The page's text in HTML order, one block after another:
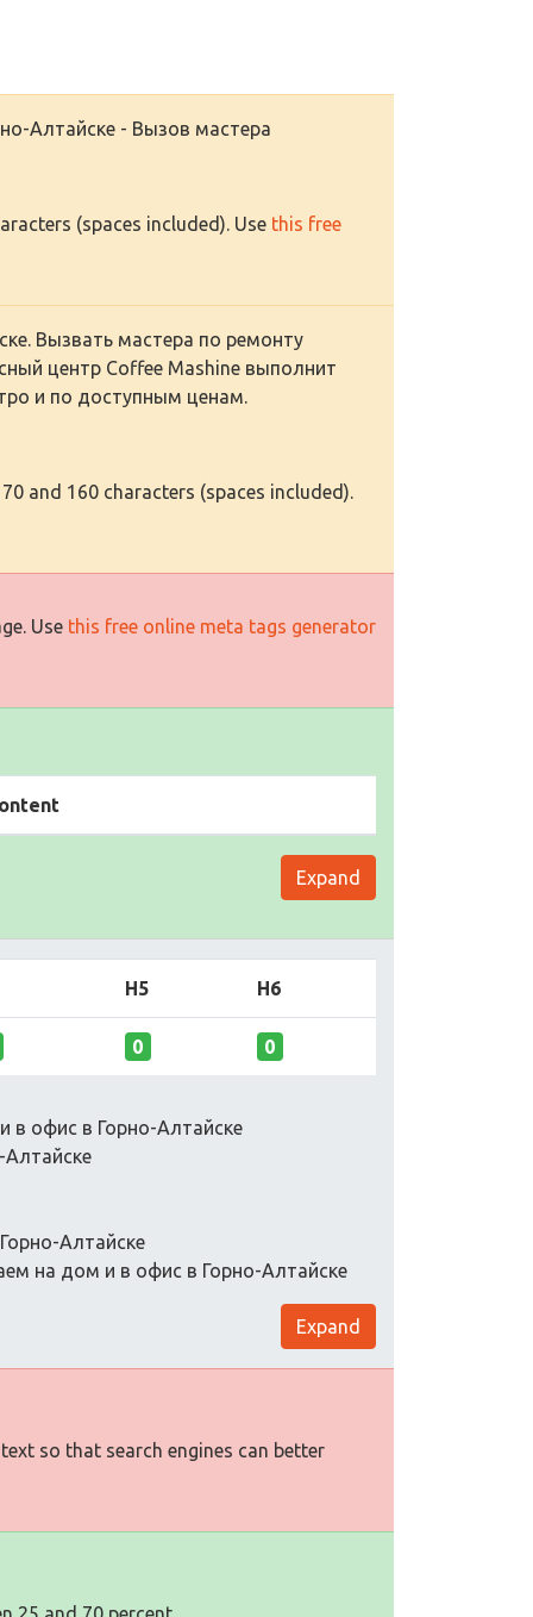
Алтайске - Вызов мастера
(spaces included). Use this free
Вызвать мастера по ремонту
центр Coffee Mashine выполнит
и по доступным ценам.
and 160 characters (spaces included).
Use this free online meta tags generator
Expand
H5 H6
0 0
офис в Горно-Алтайске
Алтайске
на дом и в офис в Горно-Алтайске
Expand
so that search engines can better